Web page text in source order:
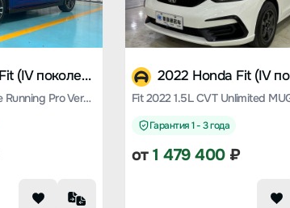
2024 Honda Fit (IV поколение)
Fit 2023 1.5L CVT Tide Running Pro Version
Гарантия 1 - 3 года
от1 479 400₽